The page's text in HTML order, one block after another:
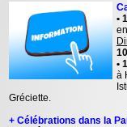
•
•
à
Gréciette.
+ Célébrations dans la